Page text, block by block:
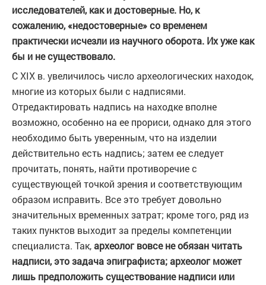
исследователей, как и достоверные. Но, к
сожалению, «недостоверные» со временем
практически исчезли из научного оборота. Их уже как
бы и не существовало.
С XIX в. увеличилось число археологических находок,
многие из которых были с надписями.
Отредактировать надпись на находке вполне
возможно, особенно на ее прориси, однако для этого
необходимо быть уверенным, что на изделии
действительно есть надпись; затем ее следует
прочитать, понять, найти противоречие с
существующей точкой зрения и соответствующим
образом исправить. Все это требует довольно
значительных временных затрат; кроме того, ряд из
таких пунктов выходит за пределы компетенции
специалиста. Так,археолог вовсе не обязан читать
надписи, это задача эпиграфиста; археолог может
лишь предположить существование надписи или